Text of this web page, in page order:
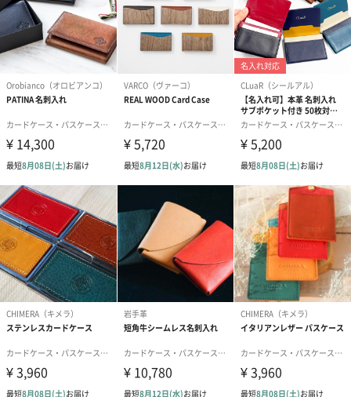
ブラウン
「KC,s（ケイシイズ）」
～ALL HANDMADE IN JAPAN～
永く愛され、持つ喜びを感じる究極のモノづくり。
良い革製品とは、長年使えることと、 使い込むほどに愛着がわく
ことと私達は考えます。
それは財布をただお金を保管する物として扱うのではなく、 その
製品を持つ【喜び】を感じてほしいから。
これがKC,s（ケイシイズ）が考えるブランドコンセプトです。 そ
のためにKC,s（ケイシイズ）の革製品は、 クラフトマンが革材を
選定、 手に馴染んだツールを使いながら製作しています。